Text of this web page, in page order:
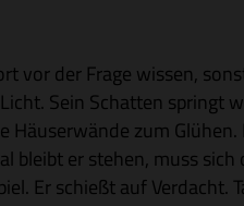
vor der Frage wis­sen,
Sein Schat­ten springt
zum Glü­hen.
er ste­hen, muss sich
Er schießt auf Ver­dacht.